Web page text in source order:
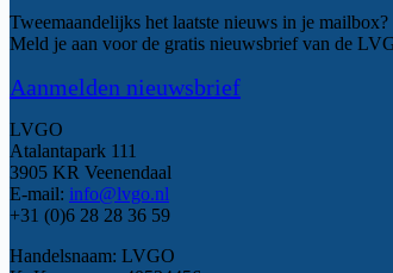
Tweemaandelijks het laatste nieuws in je mailbox?
Meld je aan voor de gratis nieuwsbrief van de
Aanmelden nieuwsbrief
LVGO
Atalantapark 111
3905 KR Veenendaal
E-mail: info@lvgo.nl
+31 (0)6 28 28 36 59
Handelsnaam: LVGO